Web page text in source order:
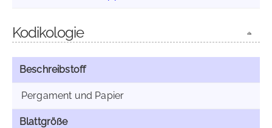
Kodikologie
Beschreibstoff
Pergament und Papier
Blattgröße